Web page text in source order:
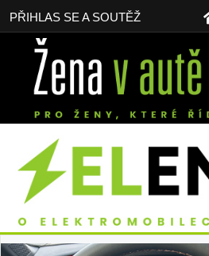
PŘIHLAS SE A SOUTĚŽ